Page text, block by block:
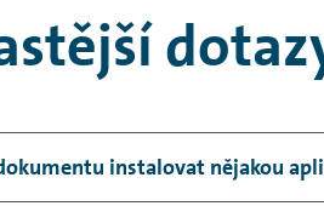
instalovat nějakou